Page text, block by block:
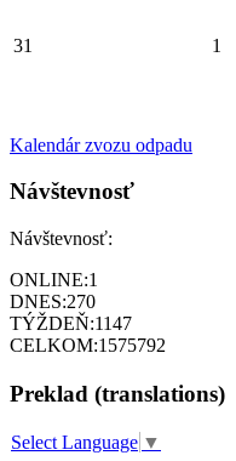
31 1
Kalendár zvozu odpadu
Návštevnosť
Návštevnosť:
ONLINE:1
DNES:270
TÝŽDEŇ:1147
CELKOM:1575792
Preklad (translations)
Select Language ▼